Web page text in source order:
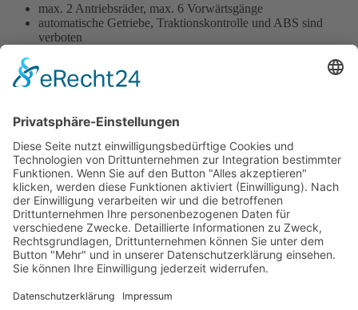
max. 2 Antriebsräder, max. 6 Vorwärtsgänge
automatische Getriebe, Traktionskontrolle und ABS sind
verboten
Durchführung der Wertungsläufe:
freies Training: 60 Minuten
Startaufstellung zum 1.Lauf nach Zeittraining
reversed grid für Platz 1 bis 8
Rennen 1: ca. 80 km, max. 30 Minuten
Rennen 2: ca. 110 km, max. 40 Minuten
Punktezuteilung Rennen 1: 10 - 8 - 6 - 5 - 4 - 3 - 2 - 1
Punktezuteilung Rennen 2: 6 - 5 - 4 - 3 - 2 - 1
1 Punkt für die Trainingsbestzeit
Bei Punktegleichheit entscheidet die größere Anzahl der
ersten, dann der zweiten und eventuell weiterer Plätze
Impressum